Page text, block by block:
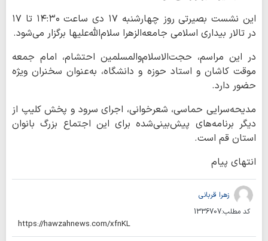
این نشست بصیرتی روز چهارشنبه ۱۷ دی ساعت ۱۴:۳۰ تا ۱۷
در تالار بیداری اسلامی جامعه‌الزهرا سلام‌الله‌علیها برگزار می‌شود.
در این مراسم، حجت‌الاسلام‌والمسلمین احتشام، امام جمعه
موقت کاشان و استاد حوزه و دانشگاه، به‌عنوان سخنران ویژه
حضور دارد.
مدیحه‌سرایی حماسی، شعرخوانی، اجرای سرود و پخش کلیپ از
دیگر برنامه‌های پیش‌بینی‌شده برای این اجتماع بزرگ بانوان
استان قم است.
انتهای پیام
زهرا قربانی
کد مطلب:1336707